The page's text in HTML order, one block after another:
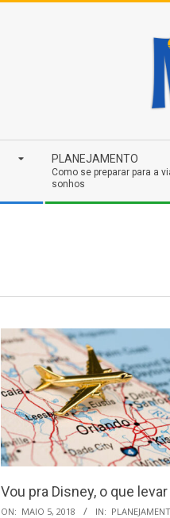
PLANEJAMENTO
Como se preparar para a
sonhos
Vou pra Disney, o que
2018-
ON: MAIO 5, 2018 IN: